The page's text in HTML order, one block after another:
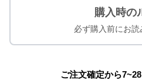
購入時の
必ず購入前にお読
ご注文確定から